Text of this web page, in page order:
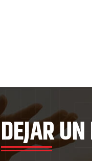
DEJAR